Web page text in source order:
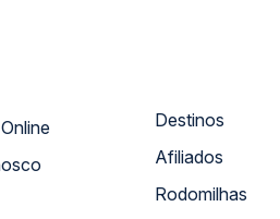
Atendimento Online
Destinos
Afiliados
Rodomilhas